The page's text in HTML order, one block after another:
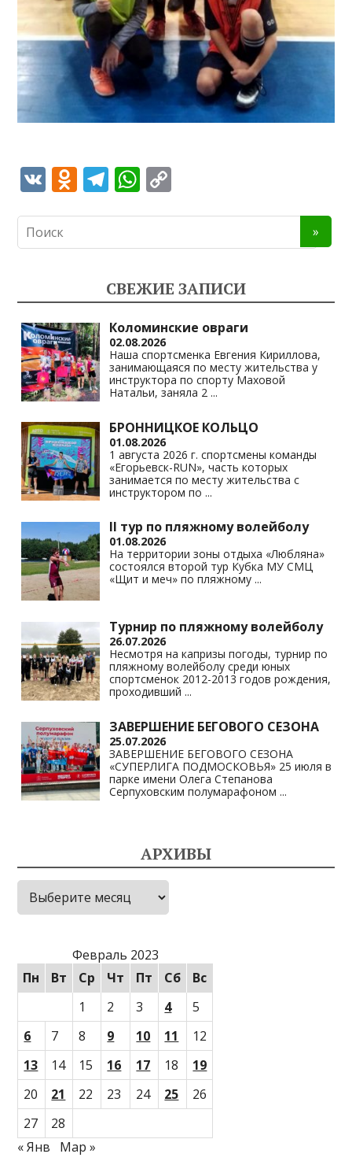
V O
o
as
s
ni
ki
T
gr
a
m
W
s
A
p
p
y
Li
n
k
СВЕЖИЕ ЗАПИСИ
Коломинские овраги
02.08.2026
Наша спортсменка Евгения Кириллова,
занимающаяся по месту жительства у
инструктора по спорту Маховой
Натальи, заняла 2 ...
БРОННИЦКОЕ КОЛЬЦО
01.08.2026
1 августа 2026 г. спортсмены команды
«Егорьевск-RUN», часть которых
занимается по месту жительства с
инструктором по ...
II тур по пляжному волейболу
01.08.2026
На территории зоны отдыха «Любляна»
состоялся второй тур Кубка МУ СМЦ
«Щит и меч» по пляжному ...
Турнир по пляжному волейболу
26.07.2026
Несмотря на капризы погоды, турнир по
пляжному волейболу среди юных
спортсменок 2012-2013 годов рождения,
проходивший ...
ЗАВЕРШЕНИЕ БЕГОВОГО СЕЗОНА
25.07.2026
ЗАВЕРШЕНИЕ БЕГОВОГО СЕЗОНА
«СУПЕРЛИГА ПОДМОСКОВЬЯ» 25 июля в
парке имени Олега Степанова
Серпуховским полумарафоном ...
АРХИВЫ
Архивы
Февраль 2023
Пн
Вт Ср Чт Пт Сб
Вс
1
2 3 4
5
6
7 8 9 10 11
12
13
14 15 16 17 18
19
20
21 22 23 24 25
26
27
28
« Янв
Мар »